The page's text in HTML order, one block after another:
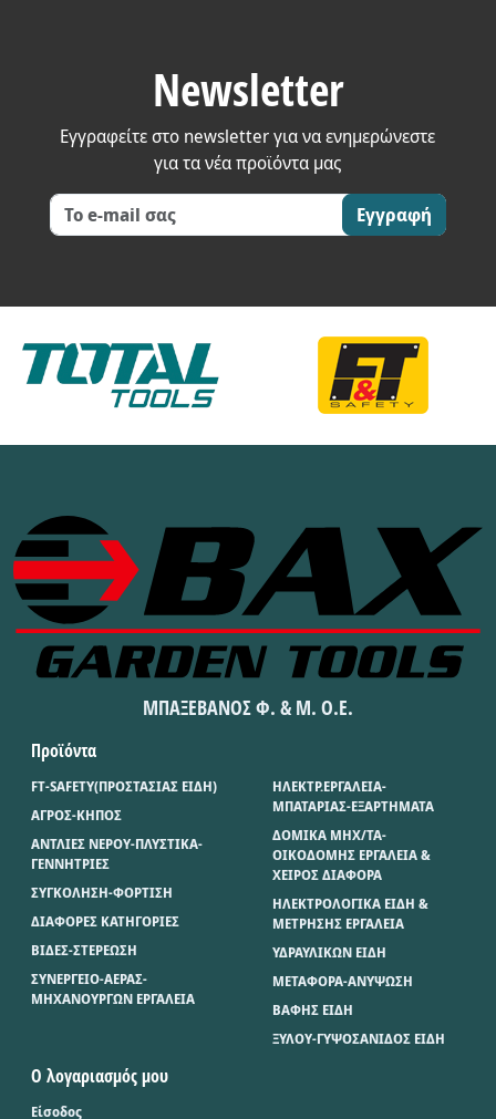
Newsletter
Εγγραφείτε στο newsletter για να ενημερώνεστε
για τα νέα προϊόντα μας
Εγγραφή
ΜΠΑΞΕΒΑΝΟΣ Φ. & Μ. Ο.Ε.
Προϊόντα
FT-SAFETY(ΠΡΟΣΤΑΣΙΑΣ ΕΙΔΗ)
ΑΓΡΟΣ-ΚΗΠΟΣ
ΑΝΤΛΙΕΣ ΝΕΡΟΥ-ΠΛΥΣΤΙΚΑ-
ΓΕΝΝΗΤΡΙΕΣ
ΣΥΓΚΟΛΗΣΗ-ΦΟΡΤΙΣΗ
ΔΙΑΦΟΡΕΣ ΚΑΤΗΓΟΡΙΕΣ
ΒΙΔΕΣ-ΣΤΕΡΕΩΣΗ
ΣΥΝΕΡΓΕΙΟ-ΑΕΡΑΣ-
ΜΗΧΑΝΟΥΡΓΩΝ ΕΡΓΑΛΕΙΑ
ΗΛΕΚΤΡ.ΕΡΓΑΛΕΙΑ-
ΜΠΑΤΑΡΙΑΣ-ΕΞΑΡΤΗΜΑΤΑ
ΔΟΜΙΚΑ ΜΗΧ/ΤΑ-
ΟΙΚΟΔΟΜΗΣ ΕΡΓΑΛΕΙΑ &
ΧΕΙΡΟΣ ΔΙΑΦΟΡΑ
ΗΛΕΚΤΡΟΛΟΓΙΚΑ ΕΙΔΗ &
ΜΕΤΡΗΣΗΣ ΕΡΓΑΛΕΙΑ
ΥΔΡΑΥΛΙΚΩΝ ΕΙΔΗ
ΜΕΤΑΦΟΡΑ-ΑΝΥΨΩΣΗ
ΒΑΦΗΣ ΕΙΔΗ
ΞΥΛΟΥ-ΓΥΨΟΣΑΝΙΔΟΣ ΕΙΔΗ
Ο λογαριασμός μου
Είσοδος